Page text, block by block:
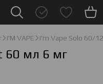
I'М VAPE I'm Vape Solo 60/
60 мл 6 мг